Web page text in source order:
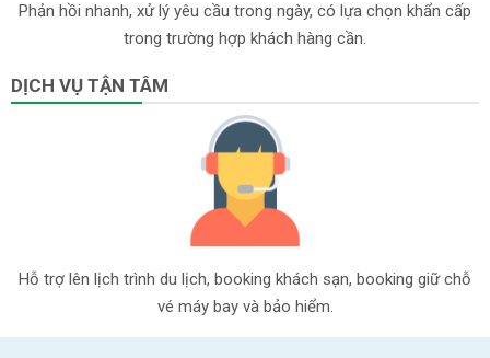
Phản hồi nhanh, xử lý yêu cầu trong ngày, có lựa chọn khẩn cấp
trong trường hợp khách hàng cần.
DỊCH VỤ TẬN TÂM
Hỗ trợ lên lịch trình du lịch, booking khách sạn, booking giữ chỗ
vé máy bay và bảo hiểm.